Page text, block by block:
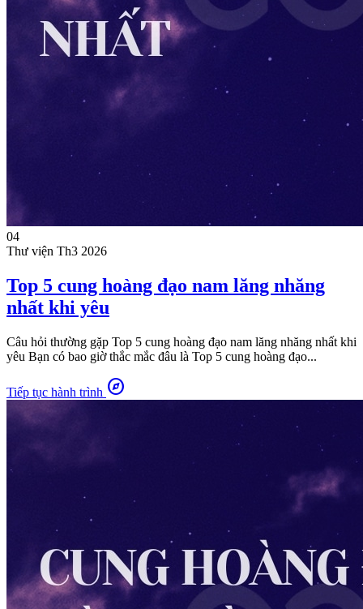
04
Thư viện Th3 2026
Top 5 cung hoàng đạo nam lăng nhăng
nhất khi yêu
Câu hỏi thường gặp Top 5 cung hoàng đạo nam lăng nhăng nhất khi
yêu Bạn có bao giờ thắc mắc đâu là Top 5 cung hoàng đạo...
Tiếp tục hành trình explore